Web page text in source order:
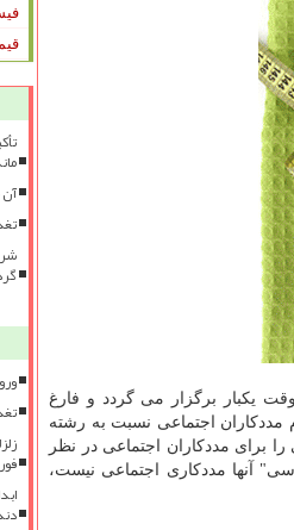
یكبار برگزار می گردد و فارغ
مددكاران اجتماعی نسبت به رشته
برای مددكاران اجتماعی در نظر
آنها مددكاری اجتماعی نیست،